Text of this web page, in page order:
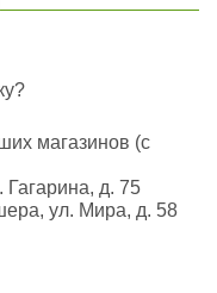
магазинов (с
Гагарина, д. 75
ул. Мира, д. 58